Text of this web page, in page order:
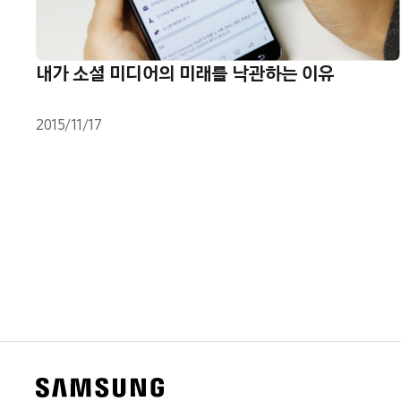
내가 소셜 미디어의 미래를 낙관하는 이유
2015/11/17